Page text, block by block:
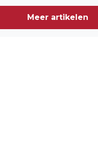
Meer artikelen